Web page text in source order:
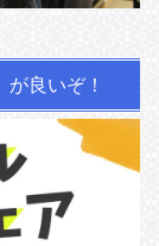
良いぞ！